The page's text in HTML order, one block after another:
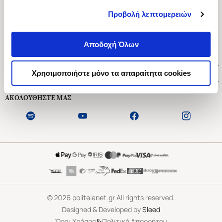
Προβολή λεπτομερειών
Αποδοχή Όλων
Χρησιμοποιήστε μόνο τα απαραίτητα cookies
Ασκληπιού 1-3, Αθήνα 106 79
Δευτέρα - Παρασκευή 09:00-21:00
Εξυπηρέτηση Πελατών
ΑΚΟΛΟΥΘΗΣΤΕ ΜΑΣ
©2026 politeianet.gr All rights reserved.
Designed & Developed bySleed